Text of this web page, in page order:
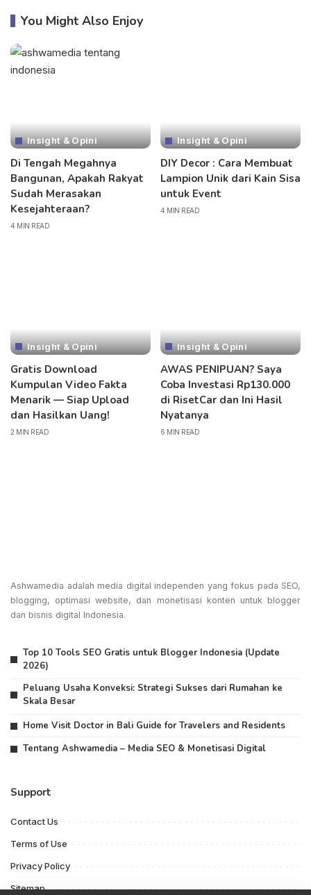
You Might Also Enjoy
Insight & Opini
Di Tengah Megahnya
Bangunan, Apakah Rakyat
Sudah Merasakan
Kesejahteraan?
4 MIN READ
Insight & Opini
DIY Decor : Cara Membuat
Lampion Unik dari Kain Sisa
untuk Event
4 MIN READ
Insight & Opini
Gratis Download
Kumpulan Video Fakta
Menarik — Siap Upload
dan Hasilkan Uang!
2 MIN READ
Insight & Opini
AWAS PENIPUAN? Saya
Coba Investasi Rp130.000
di RisetCar dan Ini Hasil
Nyatanya
6 MIN READ
Ashwamedia adalah media digital independen yang fokus pada SEO,
blogging, optimasi website, dan monetisasi konten untuk blogger
dan bisnis digital Indonesia.
Top 10 Tools SEO Gratis untuk Blogger Indonesia (Update
2026)
Peluang Usaha Konveksi: Strategi Sukses dari Rumahan ke
Skala Besar
Home Visit Doctor in Bali Guide for Travelers and Residents
Tentang Ashwamedia – Media SEO & Monetisasi Digital
Support
Contact Us
Terms of Use
Privacy Policy
Sitemap